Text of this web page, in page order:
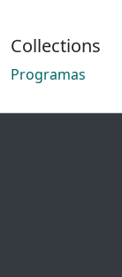
Collections
Programas